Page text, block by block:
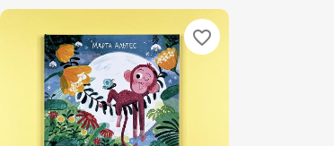
favorite_border